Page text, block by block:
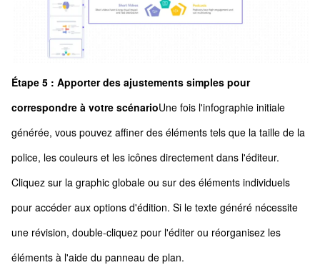
Étape 5 : Apporter des ajustements simples pour
correspondre à votre scénarioUne fois l'infographie initiale
générée, vous pouvez affiner des éléments tels que la taille de la
police, les couleurs et les icônes directement dans l'éditeur.
Cliquez sur la graphic globale ou sur des éléments individuels
pour accéder aux options d'édition. Si le texte généré nécessite
une révision, double-cliquez pour l'éditer ou réorganisez les
éléments à l'aide du panneau de plan.